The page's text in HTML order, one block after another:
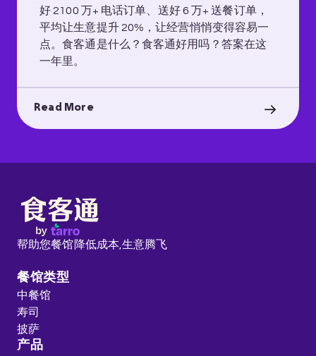
好 2100 万+ 电话订单、送好 6 万+ 送餐订单，
平均让生意提升 20%，让经营悄悄变得容易一
点。食客通是什么？食客通好用吗？答案在这
一年里。
Read More
帮助您餐馆降低成本,生意腾飞
餐馆类型
中餐馆
寿司
披萨
产品